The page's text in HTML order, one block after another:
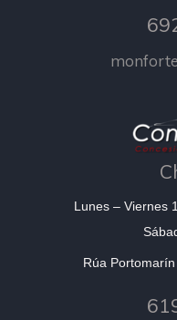
Lunes – Viernes
Rúa